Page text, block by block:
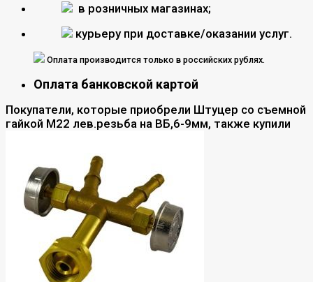
в розничных магазинах;
курьеру при доставке/оказании услуг.
Оплата производится только в российских рублях.
Оплата банковской картой
Покупатели, которые приобрели Штуцер со съемной
гайкой М22 лев.резьба на ВБ,6-9мм, также купили